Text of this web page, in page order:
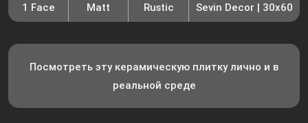
1 Face Matt Rustic Sevin Decor | 30x60
Посмотреть эту керамическую плитку лично и в
реальной среде